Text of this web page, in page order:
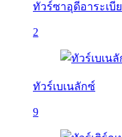
ทัวร์ซาอุดีอาระเบีย
2
ทัวร์เบเนลักซ์
9